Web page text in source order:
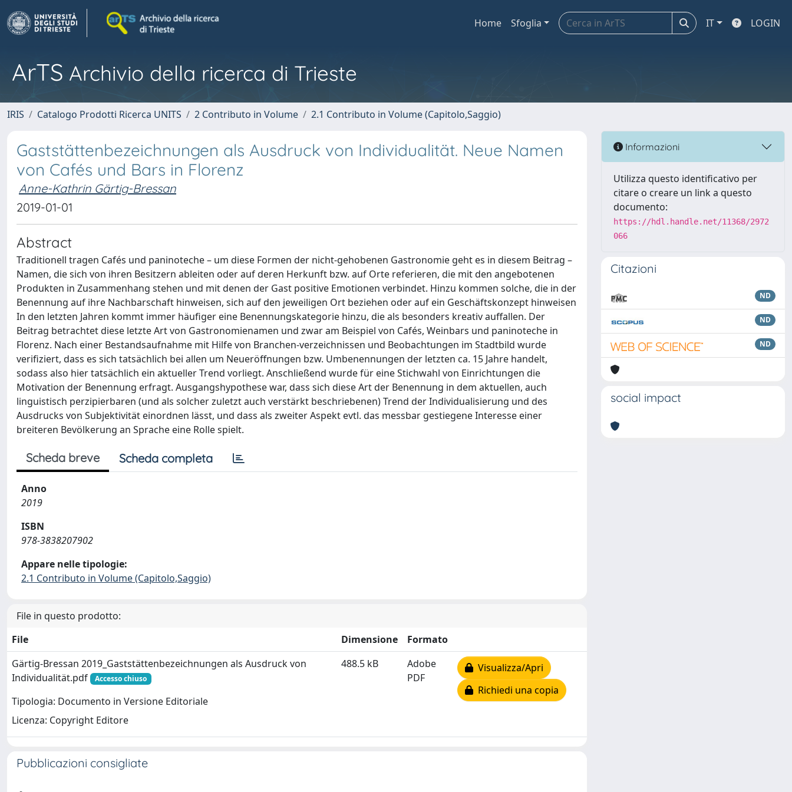
Home Sfoglia IT LOGIN
ArTS Archivio della ricerca di Trieste
IRIS Catalogo Prodotti Ricerca UNITS 2 Contributo in Volume 2.1 Contributo in Volume (Capitolo,Saggio)
Gaststättenbezeichnungen als Ausdruck von Individualität. Neue Namen
von Cafés und Bars in Florenz
Anne-Kathrin Gärtig-Bressan
2019-01-01
Abstract
Traditionell tragen Cafés und paninoteche – um diese Formen der nicht-gehobenen Gastronomie geht es in diesem Beitrag –
Namen, die sich von ihren Besitzern ableiten oder auf deren Herkunft bzw. auf Orte referieren, die mit den angebotenen
Produkten in Zusammenhang stehen und mit denen der Gast positive Emotionen verbindet. Hinzu kommen solche, die in der
Benennung auf ihre Nachbarschaft hinweisen, sich auf den jeweiligen Ort beziehen oder auf ein Geschäftskonzept hinweisen
In den letzten Jahren kommt immer häufiger eine Benennungskategorie hinzu, die als besonders kreativ auffallen. Der
Beitrag betrachtet diese letzte Art von Gastronomienamen und zwar am Beispiel von Cafés, Weinbars und paninoteche in
Florenz. Nach einer Bestandsaufnahme mit Hilfe von Branchen-verzeichnissen und Beobachtungen im Stadtbild wurde
verifiziert, dass es sich tatsächlich bei allen um Neueröffnungen bzw. Umbenennungen der letzten ca. 15 Jahre handelt,
sodass also hier tatsächlich ein aktueller Trend vorliegt. Anschließend wurde für eine Stichwahl von Einrichtungen die
Motivation der Benennung erfragt. Ausgangshypothese war, dass sich diese Art der Benennung in dem aktuellen, auch
linguistisch perzipierbaren (und als solcher zuletzt auch verstärkt beschriebenen) Trend der Individualisierung und des
Ausdrucks von Subjektivität einordnen lässt, und dass als zweiter Aspekt evtl. das messbar gestiegene Interesse einer
breiteren Bevölkerung an Sprache eine Rolle spielt.
Scheda breve Scheda completa
Anno
2019
ISBN
978-3838207902
Appare nelle tipologie:
2.1 Contributo in Volume (Capitolo,Saggio)
File in questo prodotto:
File
Dimensione
Formato
Gärtig-Bressan 2019_Gaststättenbezeichnungen als Ausdruck von
Individualität.pdf
Accesso chiuso
Tipologia: Documento in Versione Editoriale
Licenza: Copyright Editore
488.5 kB
Adobe
PDF
Visualizza/Apri
Richiedi una copia
Pubblicazioni consigliate
Informazioni
Utilizza questo identificativo per
citare o creare un link a questo
documento:
https://hdl.handle.net/11368/2972
066
Citazioni
ND
ND
ND
social impact